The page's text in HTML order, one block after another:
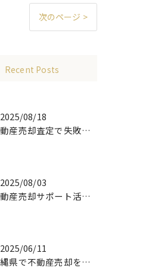
次のページ >
Recent Posts
2025/08/18
不動産売却査定で失敗しないための価格比較とNG行為回避ガイド
2025/08/03
不動産売却サポート活用で失敗しない売却の流れと注意点徹底ガイド
2025/06/11
沖縄県で不動産売却を成功させるための地価変動と市場のポイント